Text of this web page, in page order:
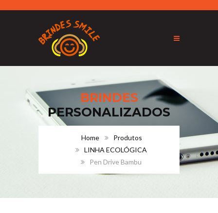
BRINDES
PERSONALIZADOS
Home
Produtos
LINHA ECOLÓGICA
Pen Drive Bambu